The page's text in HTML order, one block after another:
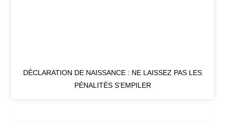
DÉCLARATION DE NAISSANCE : NE LAISSEZ PAS LES
PÉNALITÉS S’EMPILER